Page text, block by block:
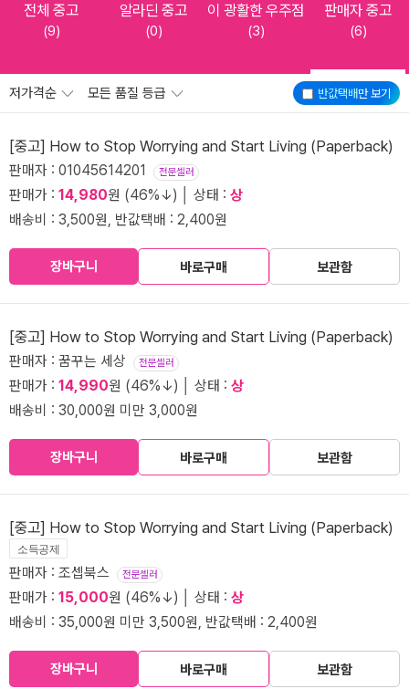
전체 중고
(9)
알라딘 중고
(0)
이 광활한 우주점
(3)
판매자 중고
(6)
반값택배만 보기
저가격순 모든 품질 등급
[중고] How to Stop Worrying and Start Living (Paperback)
판매자 : 01045614201 전문셀러
판매가 : 14,980원 (46%↓) │ 상태 : 상
배송비 : 3,500원, 반값택배 : 2,400원
장바구니 바로구매 보관함
[중고] How to Stop Worrying and Start Living (Paperback)
판매자 : 꿈꾸는 세상 전문셀러
판매가 : 14,990원 (46%↓) │ 상태 : 상
배송비 : 30,000원 미만 3,000원
장바구니 바로구매 보관함
[중고] How to Stop Worrying and Start Living (Paperback)
소득공제
판매자 : 조셉북스 전문셀러
판매가 : 15,000원 (46%↓) │ 상태 : 상
배송비 : 35,000원 미만 3,500원, 반값택배 : 2,400원
장바구니 바로구매 보관함